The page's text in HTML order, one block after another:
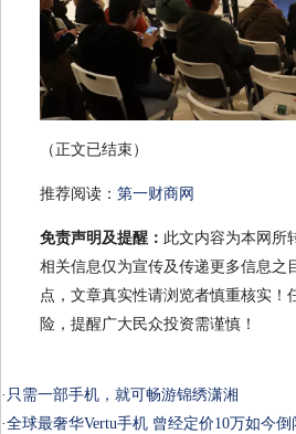
（正文已结束）
推荐阅读： 第一财商网
免责声明及提醒： 此文内容为本网所
相关信息仅为宣传及传递更多信息之
点，文章真实性请浏览者慎重核实！
险，提醒广大民众投资需谨慎！
· 只需一部手机，就可畅游锦绣潇湘
·全球最奢华Vertu手机 曾经定价10万如今倒